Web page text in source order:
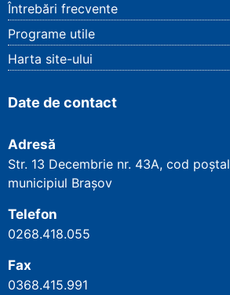
Întrebări frecvente
Programe utile
Harta site-ului
Date de contact
Adresă
Str. 13 Decembrie nr. 43A, cod poștal
municipiul Brașov
Telefon
0268.418.055
Fax
0368.415.991